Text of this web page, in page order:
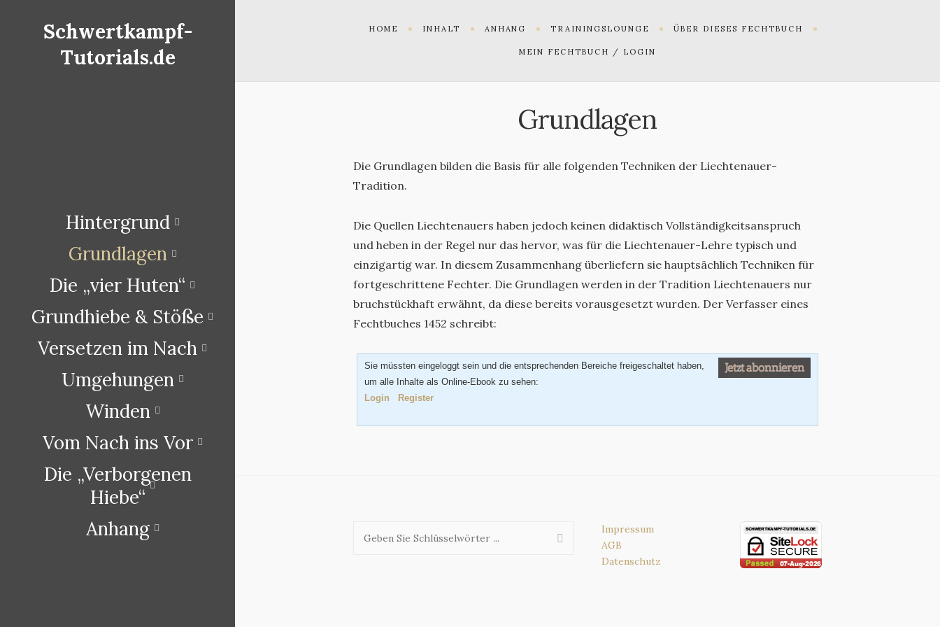
Schwertkampf-
Tutorials.de
Hintergrund
Grundlagen
Die „vier Huten“
Grundhiebe & Stöße
Versetzen im Nach
Umgehungen
Winden
Vom Nach ins Vor
Die „Verborgenen
Hiebe“
Anhang
HOME INHALT ANHANG TRAININGSLOUNGE ÜBER DIESES FECHTBUCH
MEIN FECHTBUCH / LOGIN
Grundlagen
Die Grundlagen bilden die Basis für alle folgenden Techniken der Liechtenauer-
Tradition.
Die Quellen Liechtenauers haben jedoch keinen didaktisch Vollständigkeitsanspruch
und heben in der Regel nur das hervor, was für die Liechtenauer-Lehre typisch und
einzigartig war. In diesem Zusammenhang überliefern sie hauptsächlich Techniken für
fortgeschrittene Fechter. Die Grundlagen werden in der Tradition Liechtenauers nur
bruchstückhaft erwähnt, da diese bereits vorausgesetzt wurden. Der Verfasser eines
Fechtbuches 1452 schreibt:
Sie müssten eingeloggt sein und die entsprechenden Bereiche freigeschaltet haben,
um alle Inhalte als Online-Ebook zu sehen:
Login
Register
Impressum
AGB
Datenschutz